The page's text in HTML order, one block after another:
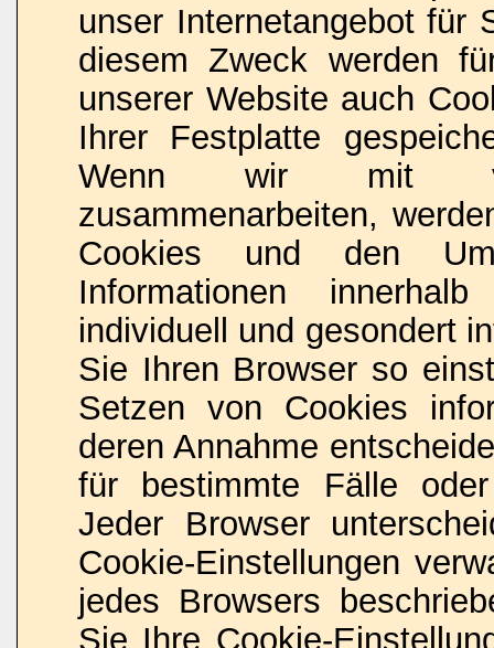
unser Internetangebot für
diesem Zweck werden
unserer Website auch
Ihrer Festplatte
Wenn wir mit
zusammenarbeiten,
Cookies und den
Informationen
individuell und gesondert
Sie Ihren Browser so
Setzen von Cookies
deren Annahme
für bestimmte Fälle
Jeder Browser
Cookie-Einstellungen
jedes Browsers
Sie Ihre Cookie-